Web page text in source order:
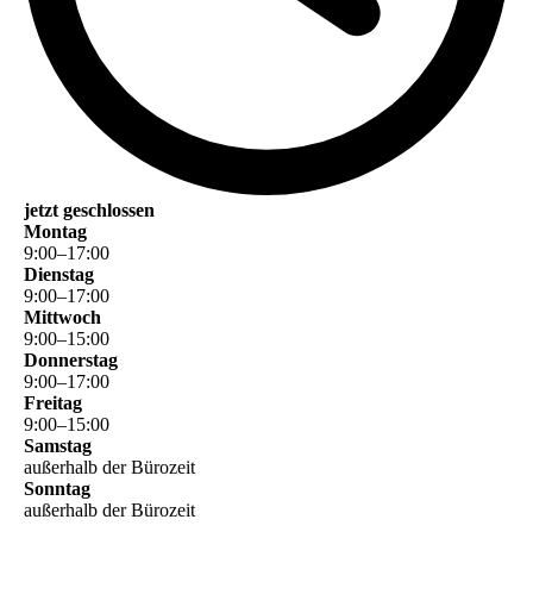
jetzt geschlossen
Montag
9:00–17:00
Dienstag
9:00–17:00
Mittwoch
9:00–15:00
Donnerstag
9:00–17:00
Freitag
9:00–15:00
Samstag
außerhalb der Bürozeit
Sonntag
außerhalb der Bürozeit